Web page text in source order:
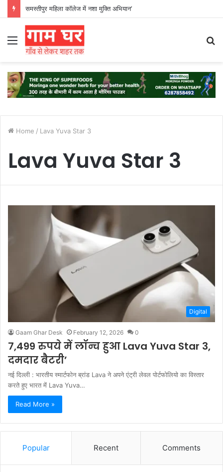
समस्तीपुर महिला कॉलेज में नशा मुक्ति अभियान’
Menu
Home / Lava Yuva Star 3
Lava Yuva Star 3
Digital
Gaam Ghar Desk February 12, 2026 0
7,499 रुपये में लॉन्च हुआ Lava Yuva Star 3,
दमदार बैटरी’
नई दिल्ली : भारतीय स्मार्टफोन ब्रांड Lava ने अपने एंट्री लेवल पोर्टफोलियो का विस्तार
करते हुए भारत में Lava Yuva…
Read More »
Popular Recent Comments